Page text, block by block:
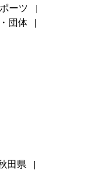
ーツ
団体
田県